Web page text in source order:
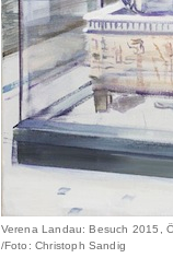
Verena Landau: Besuch 2015,
/Foto: Christoph Sandig